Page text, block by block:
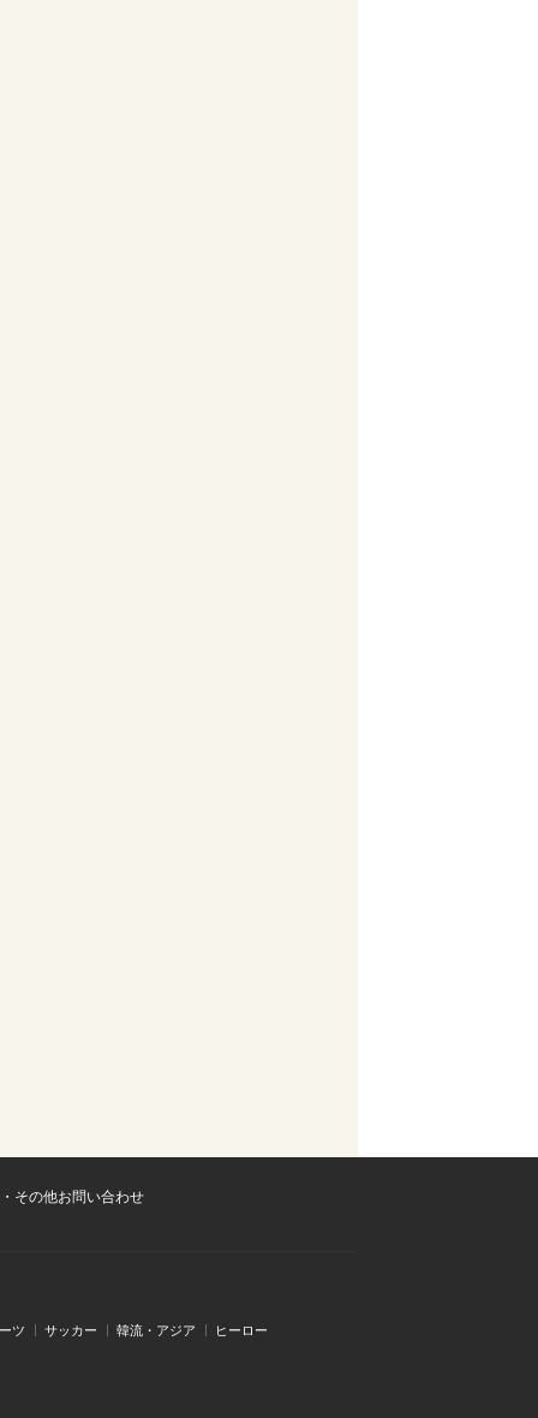
その他お問い合わせ
ツ サッカー 韓流・アジア ヒーロー